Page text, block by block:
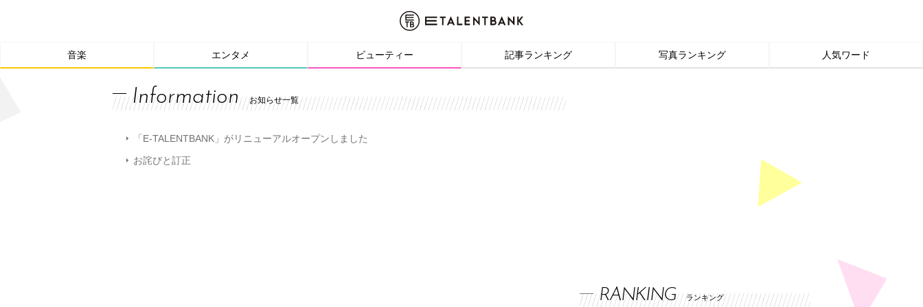
音楽 エンタメ ビューティー 記事ランキング 写真ランキング 人気ワード
Information お知らせ一覧
「E-TALENTBANK」がリニューアルオープンしました
お詫びと訂正
RANKING ランキング